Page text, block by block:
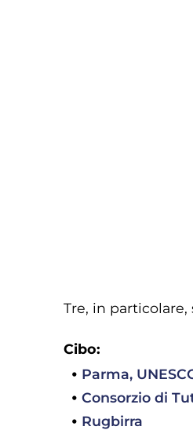
Tre, in
Cibo:
Parma,
Consorzio di
Rugbirra